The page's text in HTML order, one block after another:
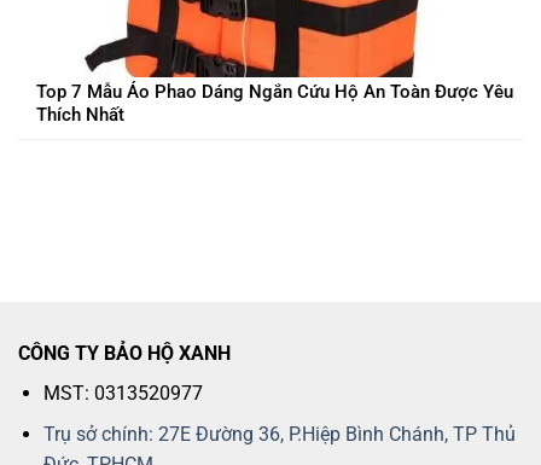
Top 7 Mẫu Áo Phao Dáng Ngắn Cứu Hộ An Toàn Được Yêu
Thích Nhất
CÔNG TY BẢO HỘ XANH
MST: 0313520977
Trụ sở chính: 27E Đường 36, P.Hiệp Bình Chánh, TP Thủ